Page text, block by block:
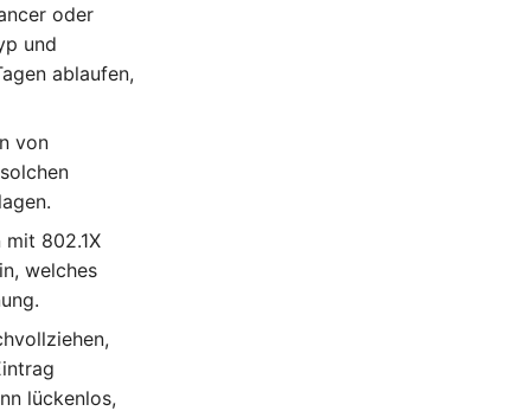
oder
und
ablaufen,
von
mit 802.1X
welches
lückenlos,